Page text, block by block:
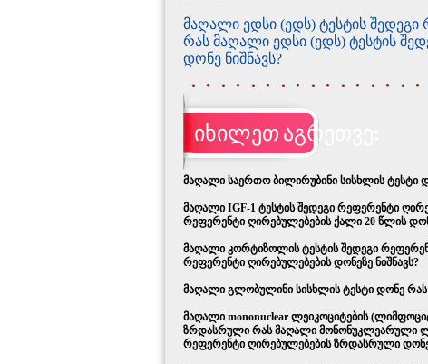
მაღალი ედსი (ედს) ტესტის
რას მაღალი ედსი (ედს) ტესტის
დონე ნიშნავს?
იხილეთ აგრეთვე:
მაღალი საერთო ბილირუბინი სისხლის ტესტი
მაღალი IGF-1 ტესტის შედეგი რეფერენტი
რეფერენტი ღირებულებების ქალი 20 წლის
მაღალი კორტიზოლის ტესტის შედეგი
რეფერენტი ღირებულებების დონეზე ნიშნავს?
მაღალი გლობულინი სისხლის ტესტი დონე
მაღალი mononuclear ლეიკოციტების
ზრდასრული რას მაღალი მონონუკლეარული
რეფერენტი ღირებულებების ზრდასრული